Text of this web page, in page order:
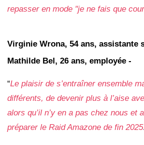
repasser en mode "je ne fais que
Virginie Wrona, 54 ans, assistante
Mathilde Bel, 26 ans, employée -
“Le plaisir de s’entraîner ensemble
différents, de devenir plus à l’aise
alors qu’il n’y en a pas chez nous et
préparer le Raid Amazone de fin 2025